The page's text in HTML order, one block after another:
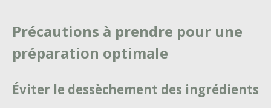
Précautions à prendre pour une
préparation optimale
Éviter le dessèchement des ingrédients